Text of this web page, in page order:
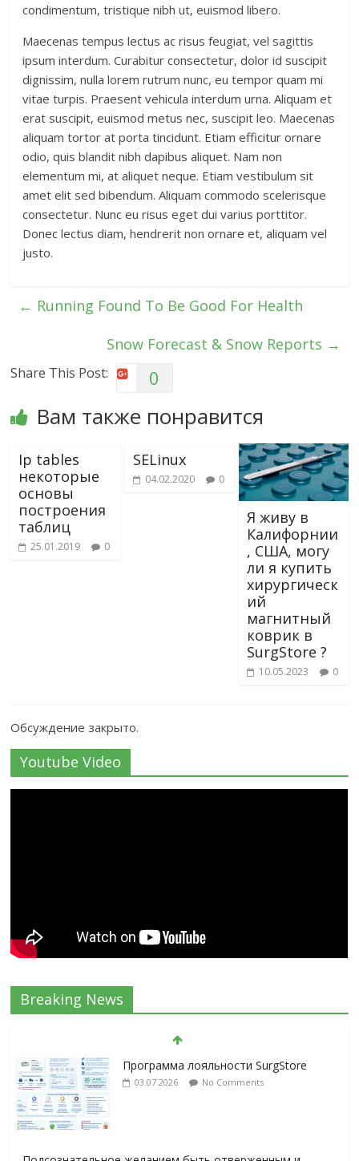
condimentum, tristique nibh ut, euismod libero.
Maecenas tempus lectus ac risus feugiat, vel sagittis
ipsum interdum. Curabitur consectetur, dolor id suscipit
dignissim, nulla lorem rutrum nunc, eu tempor quam mi
vitae turpis. Praesent vehicula interdum urna. Aliquam et
erat suscipit, euismod metus nec, suscipit leo. Maecenas
aliquam tortor at porta tincidunt. Etiam efficitur ornare
odio, quis blandit nibh dapibus aliquet. Nam non
elementum mi, at aliquet neque. Etiam vestibulum sit
amet elit sed bibendum. Aliquam commodo scelerisque
consectetur. Nunc eu risus eget dui varius porttitor.
Donec lectus diam, hendrerit non ornare et, aliquam vel
justo.
← Running Found To Be Good For Health
Snow Forecast & Snow Reports →
Share This Post: 0
Вам также понравится
Ip tables
некоторые
основы
построения
таблиц
25.01.2019 0
SELinux
04.02.2020 0
Я живу в
Калифорнии
, США, могу
ли я купить
хирургическ
ий
магнитный
коврик в
SurgStore ?
10.05.2023 0
Обсуждение закрыто.
Youtube Video
Breaking News
Программа лояльности SurgStore
03.07.2026 No Comments